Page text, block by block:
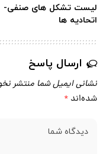
لیست تشکل های صنفی-
اتحادیه ها
ارسال پاسخ
نشانی ایمیل شما منتشر
شده‌اند *